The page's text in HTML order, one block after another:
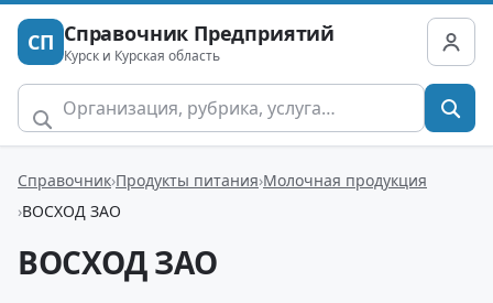
СП Справочник Предприятий
Курск и Курская область
Справочник Продукты питания Молочная продукция
ВОСХОД ЗАО
ВОСХОД ЗАО